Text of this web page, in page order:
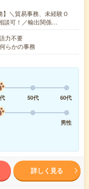
】＼貿易事務、未経験Ｏ
談可！／輸出関係…
力不要
らかの事務
50代
60代
男性
詳しく見る